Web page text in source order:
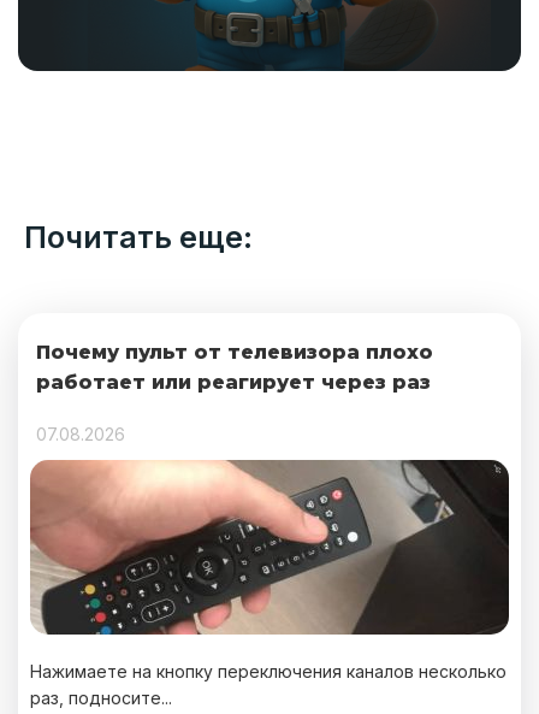
Почитать еще:
Почему пульт от телевизора плохо
работает или реагирует через раз
07.08.2026
Нажимаете на кнопку переключения каналов несколько
раз, подносите...